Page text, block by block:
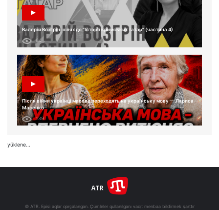
Валерій Возгрін: шлях до “Історії кримських татар” (частина 4)
64
Після війни українці масово переходять на українську мову — Лариса
Масенко
139
yüklene...
© ATR. Episi aqlar qorçalangan. Çümleler qullanılganı vaqıt menbaa bildirmek şarttır